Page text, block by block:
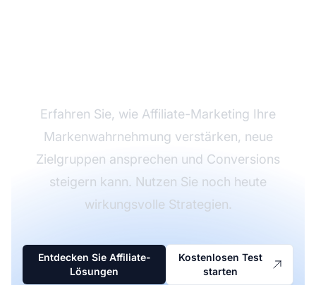
Erfahren Sie, wie Affiliate-Marketing Ihre
Markenwahrnehmung verstärken, neue
Zielgruppen ansprechen und Conversions
steigern kann. Nutzen Sie noch heute
wirkungsvolle Strategien.
Entdecken Sie Affiliate-
Lösungen
Kostenlosen Test
starten